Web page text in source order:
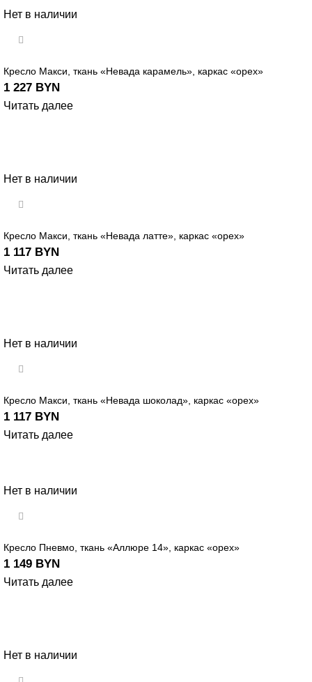
Нет в наличии
Кресло Макси, ткань «Невада карамель», каркас «орех»
1 227 BYN
Читать далее
Нет в наличии
Кресло Макси, ткань «Невада латте», каркас «орех»
1 117 BYN
Читать далее
Нет в наличии
Кресло Макси, ткань «Невада шоколад», каркас «орех»
1 117 BYN
Читать далее
Нет в наличии
Кресло Пневмо, ткань «Аллюре 14», каркас «орех»
1 149 BYN
Читать далее
Нет в наличии